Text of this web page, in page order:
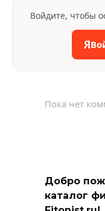
Войдите, чтобы
Я
Пока нет
Добро
каталог